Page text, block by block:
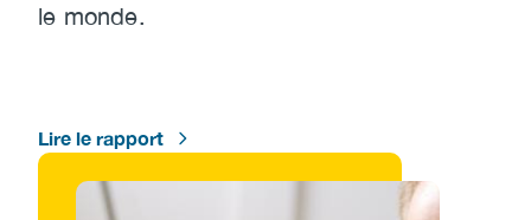
le monde.
Lire le rapport
Image